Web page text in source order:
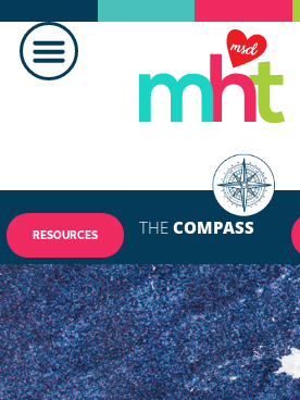
RESOURCES THE COMPASS